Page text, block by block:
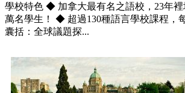
學校特色 ◆ 加拿大最有名之語校，23年裡
萬名學生！ ◆ 超過130種語言學校課程，
囊括：全球議題探...